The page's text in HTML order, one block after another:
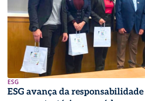
ESG
ESG avança da